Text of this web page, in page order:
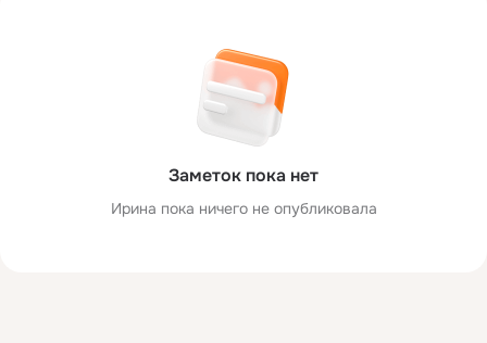
Заметок пока нет
Ирина пока ничего не опубликовала